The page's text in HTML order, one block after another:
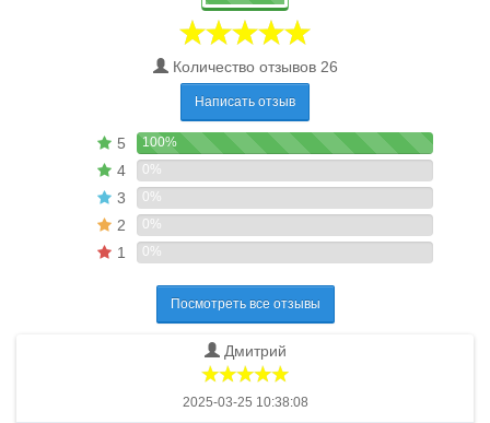
Количество отзывов 26
Написать отзыв
5 100%
4 0%
3 0%
2 0%
1 0%
Посмотреть все отзывы
Дмитрий
2025-03-25 10:38:08